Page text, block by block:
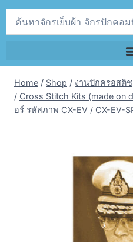
Home / Shop / งานปักครอสติช
/ Cross Stitch Kits (made on
อร์ รหัสภาพ CX-EV / CX-EV-